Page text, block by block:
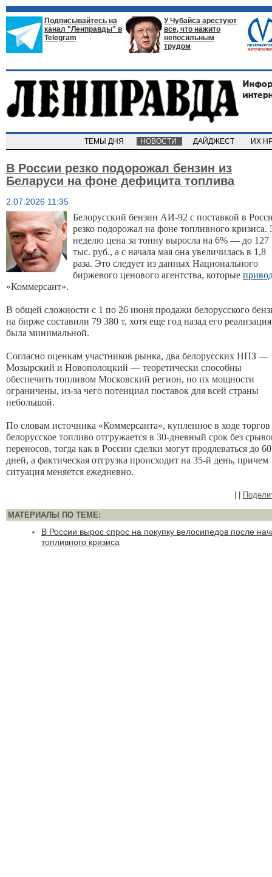
Подписывайтесь на
канал "Ленправды" в
Telegram
У Чубайса арестуют
все, что нажито
непосильным
трудом
ТЕМЫ ДНЯ НОВОСТИ ДАЙДЖЕСТ ИХ
В России резко подорожал бензин из
Беларуси на фоне дефицита топлива
2.07.2026 11:35
Белорусский бензин АИ-92 с поставкой в
резко подорожал на фоне топливного кризиса.
неделю цена за тонну выросла на 6% — до 127
тыс. руб., а с начала мая она увеличилась в 1,8
раза. Это следует из данных Национального
биржевого ценового агентства, которые
«Коммерсант».
В общей сложности с 1 по 26 июня продажи белорусского
на бирже составили 79 380 т, хотя еще год назад его реализация
была минимальной.
Согласно оценкам участников рынка, два белорусских НПЗ —
Мозырский и Новополоцкий — теоретически способны
обеспечить топливом Московский регион, но их мощности
ограничены, из-за чего потенциал поставок для всей страны
небольшой.
По словам источника «Коммерсанта», купленное в ходе торгов
белорусское топливо отгружается в 30-дневный срок без
переносов, тогда как в России сделки могут продлеваться до 60
дней, а фактическая отгрузка происходит на 35-й день, причем
ситуация меняется ежедневно.
МАТЕРИАЛЫ ПО ТЕМЕ:
В России вырос спрос на покупку велосипедов после
топливного кризиса